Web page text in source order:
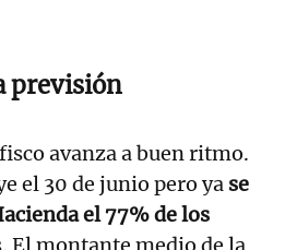
previsión
avanza a buen ritmo.
el 30 de junio pero ya se
el 77% de los